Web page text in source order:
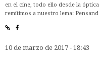
en el cine, todo ello desde la
remitimos a nuestro lema:
10 de marzo de 2017 - 18:43